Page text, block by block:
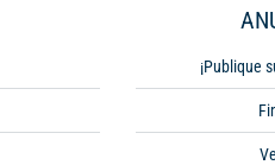
¡Publique